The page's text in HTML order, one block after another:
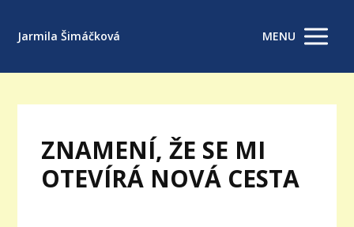
Jarmila Šimáčková MENU
ZNAMENÍ, ŽE SE MI
OTEVÍRÁ NOVÁ CESTA